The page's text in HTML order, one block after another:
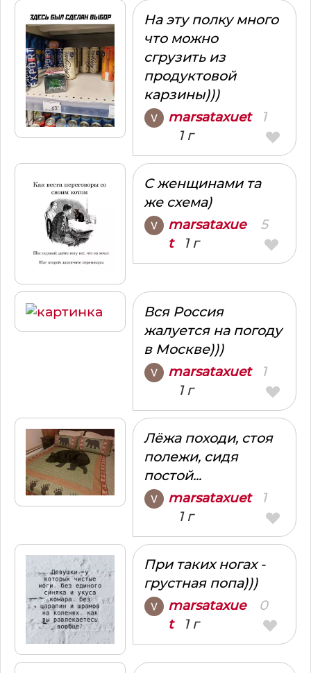
На эту полку много
что можно
сгрузить из
продуктовой
карзины)))
marsataxuet
1 г
1
С женщинами та
же схема)
marsataxue
t1 г
5
Вся Россия
жалуется на погоду
в Москве)))
marsataxuet
1 г
1
Лёжа походи, стоя
полежи, сидя
постой...
marsataxuet
1 г
1
При таких ногах -
грустная попа)))
marsataxue
t1 г
0